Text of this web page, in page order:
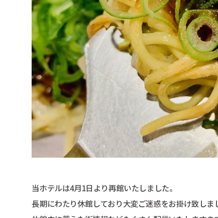
当ホテルは4月1日より再館いたしました。
長期にわたり休館しており大変ご迷惑をお掛け致しま